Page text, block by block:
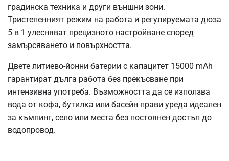
градинска техника и други външни зони.
Тристепенният режим на работа и регулируемата дюза
5 в 1 улесняват прецизното настройване според
замърсяването и повърхността.
Двете литиево-йонни батерии с капацитет 15000 mAh
гарантират дълга работа без прекъсване при
интензивна употреба. Възможността да се използва
вода от кофа, бутилка или басейн прави уреда идеален
за къмпинг, село или места без постоянен достъп до
водопровод.